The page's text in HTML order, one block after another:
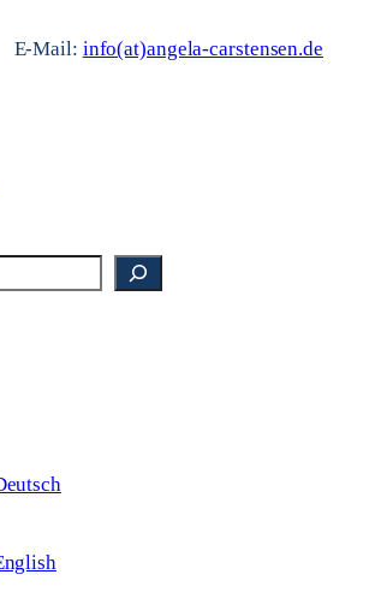
E-Mail: info(at)angela-carstensen.de